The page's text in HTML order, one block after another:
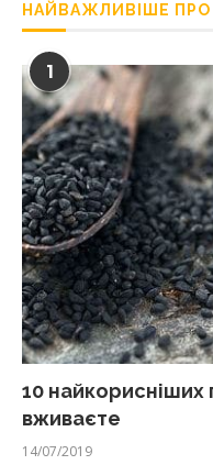
НАЙВАЖЛИВІШЕ ПРО
1
10 найкорисніших
вживаєте
14/07/2019